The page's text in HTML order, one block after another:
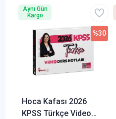
Hoca Kafası 2026
KPSS Türkçe Video
%30
Aynı Gün
Kargo